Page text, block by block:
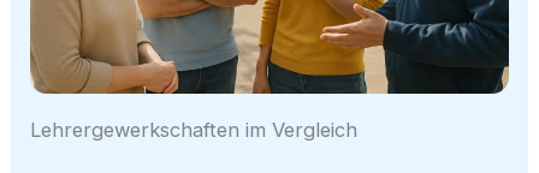
Lehrergewerkschaften im Vergleich